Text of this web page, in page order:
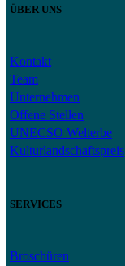
ÜBER UNS
Kontakt
Team
Unternehmen
Offene Stellen
UNECSO Welterbe
Kulturlandschaftspreis
SERVICES
Broschüren